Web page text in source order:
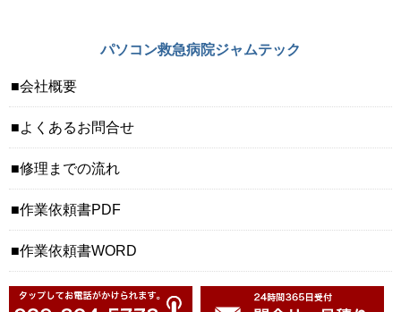
パソコン救急病院ジャムテック
会社概要
よくあるお問合せ
修理までの流れ
作業依頼書PDF
作業依頼書WORD